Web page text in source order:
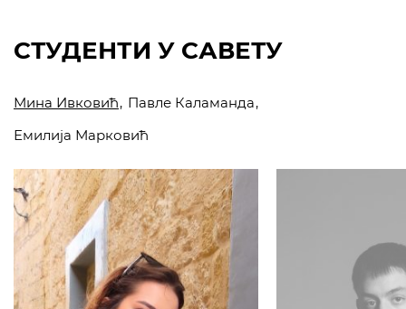
СТУДЕНТИ У САВЕТУ
Мина Ивковић
Павле Каламанда
Емилија Марковић